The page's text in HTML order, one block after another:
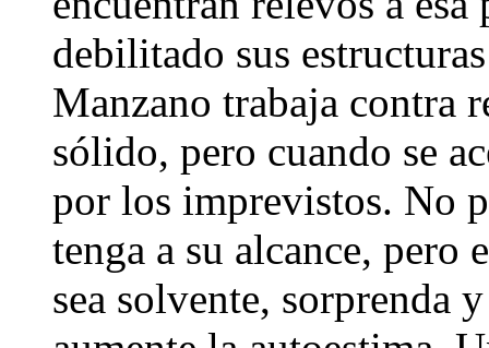
debilitado sus
Manzano trabaja contra
sólido, pero cuando se
por los imprevistos. No
tenga a su alcance, pero
sea solvente, sorprenda